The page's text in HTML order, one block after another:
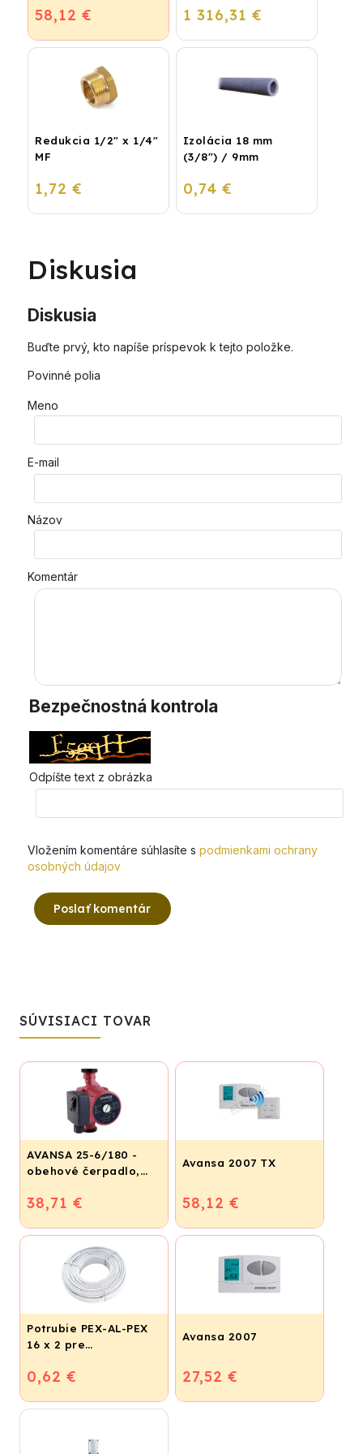
58,12 €
kondenzačný
1 316,31 €
Redukcia 1/2" x 1/4"
MF
1,72 €
Izolácia 18 mm
(3/8") / 9mm
0,74 €
Diskusia
Diskusia
Buďte prvý, kto napíše príspevok k tejto položke.
Povinné polia
Meno
E-mail
Názov
Komentár
Bezpečnostná kontrola
Odpíšte text z obrázka
Vložením komentáre súhlasíte s podmienkami ochrany
osobných údajov
Poslať komentár
SÚVISIACI TOVAR
AVANSA 25-6/180 -
obehové čerpadlo,
38,71 €
Avansa 2007 TX
58,12 €
Potrubie PEX-AL-PEX
16 x 2 pre
podlahové kúrenie a
0,62 €
Avansa 2007
27,52 €